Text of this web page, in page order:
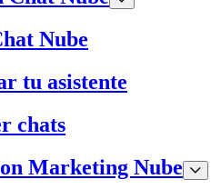
Nube
tu asistente
chats
Marketing Nube